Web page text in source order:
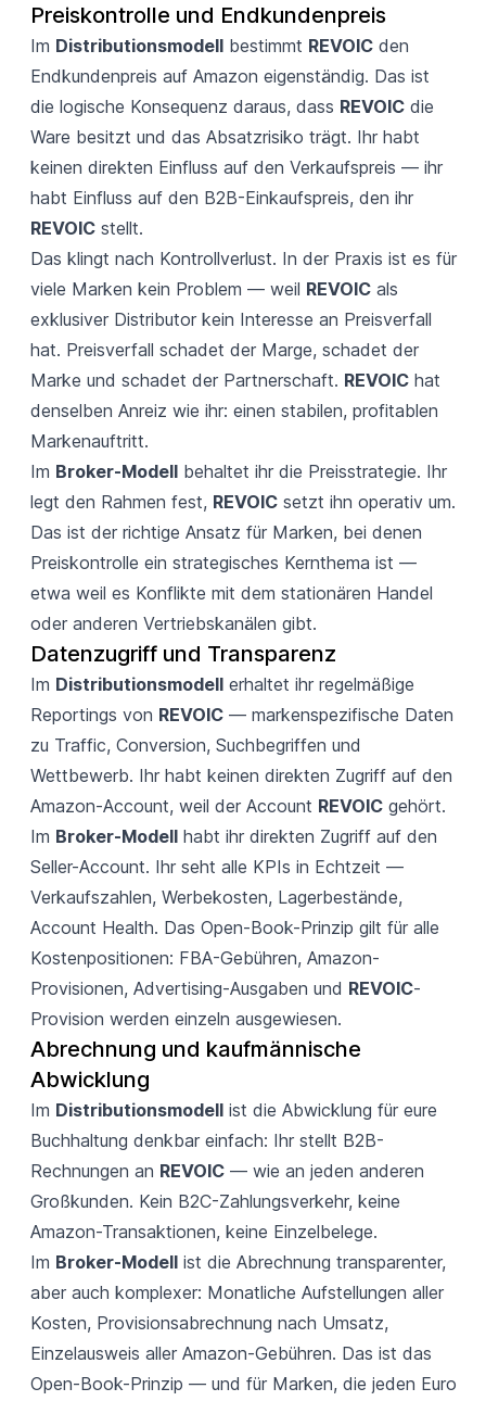
Preiskontrolle und Endkundenpreis
Im Distributionsmodellbestimmt REVOICden
Endkundenpreis auf Amazon eigenständig. Das ist
die logische Konsequenz daraus, dass REVOICdie
Ware besitzt und das Absatzrisiko trägt. Ihr habt
keinen direkten Einfluss auf den Verkaufspreis — ihr
habt Einfluss auf den B2B-Einkaufspreis, den ihr
REVOICstellt.
Das klingt nach Kontrollverlust. In der Praxis ist es für
viele Marken kein Problem — weil REVOICals
exklusiver Distributor kein Interesse an Preisverfall
hat. Preisverfall schadet der Marge, schadet der
Marke und schadet der Partnerschaft. REVOIChat
denselben Anreiz wie ihr: einen stabilen, profitablen
Markenauftritt.
Im Broker-Modellbehaltet ihr die Preisstrategie. Ihr
legt den Rahmen fest, REVOICsetzt ihn operativ um.
Das ist der richtige Ansatz für Marken, bei denen
Preiskontrolle ein strategisches Kernthema ist —
etwa weil es Konflikte mit dem stationären Handel
oder anderen Vertriebskanälen gibt.
Datenzugriff und Transparenz
Im Distributionsmodellerhaltet ihr regelmäßige
Reportings von REVOIC— markenspezifische Daten
zu Traffic, Conversion, Suchbegriffen und
Wettbewerb. Ihr habt keinen direkten Zugriff auf den
Amazon-Account, weil der Account REVOICgehört.
Im Broker-Modellhabt ihr direkten Zugriff auf den
Seller-Account. Ihr seht alle KPIs in Echtzeit —
Verkaufszahlen, Werbekosten, Lagerbestände,
Account Health. Das Open-Book-Prinzip gilt für alle
Kostenpositionen: FBA-Gebühren, Amazon-
Provisionen, Advertising-Ausgaben und REVOIC-
Provision werden einzeln ausgewiesen.
Abrechnung und kaufmännische
Abwicklung
Im Distributionsmodellist die Abwicklung für eure
Buchhaltung denkbar einfach: Ihr stellt B2B-
Rechnungen an REVOIC— wie an jeden anderen
Großkunden. Kein B2C-Zahlungsverkehr, keine
Amazon-Transaktionen, keine Einzelbelege.
Im Broker-Modellist die Abrechnung transparenter,
aber auch komplexer: Monatliche Aufstellungen aller
Kosten, Provisionsabrechnung nach Umsatz,
Einzelausweis aller Amazon-Gebühren. Das ist das
Open-Book-Prinzip — und für Marken, die jeden Euro